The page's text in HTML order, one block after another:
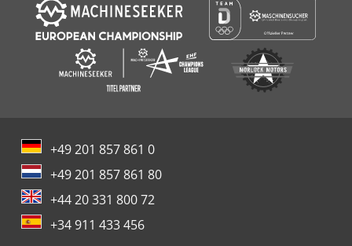
+49 201 857 861 0
+49 201 857 861 80
+44 20 331 800 72
+34 911 433 456